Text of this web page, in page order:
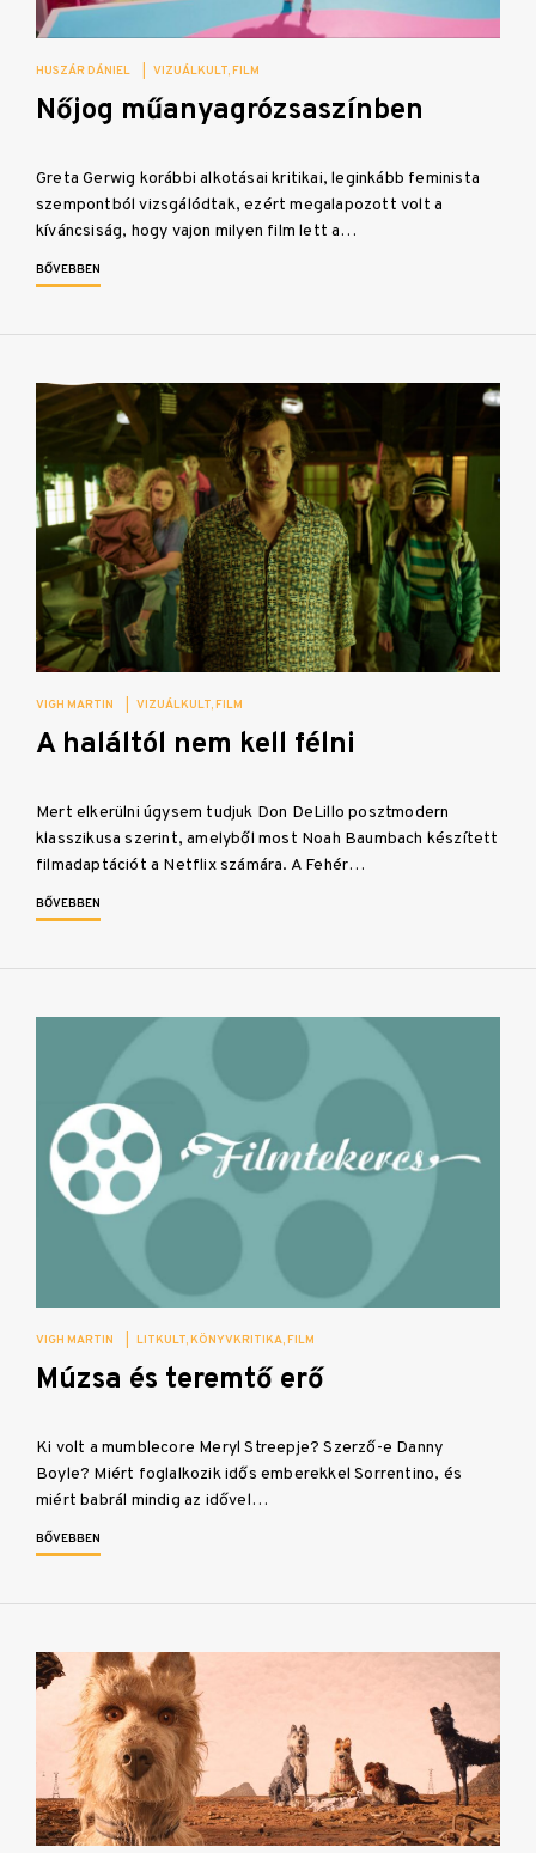
HUSZÁR DÁNIEL VIZUÁLKULT FILM
Nőjog műanyagrózsaszínben
Greta Gerwig korábbi alkotásai kritikai, leginkább feminista
szempontból vizsgálódtak, ezért megalapozott volt a
kíváncsiság, hogy vajon milyen film lett a…
BŐVEBBEN
VIGH MARTIN VIZUÁLKULT FILM
A haláltól nem kell félni
Mert elkerülni úgysem tudjuk Don DeLillo posztmodern
klasszikusa szerint, amelyből most Noah Baumbach készített
filmadaptációt a Netflix számára. A Fehér…
BŐVEBBEN
VIGH MARTIN LITKULT KÖNYVKRITIKA FILM
Múzsa és teremtő erő
Ki volt a mumblecore Meryl Streepje? Szerző-e Danny
Boyle? Miért foglalkozik idős emberekkel Sorrentino, és
miért babrál mindig az idővel…
BŐVEBBEN